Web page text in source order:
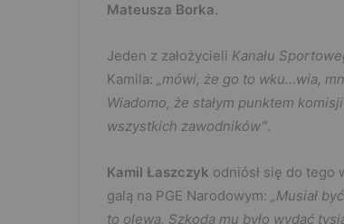
Mateusza Borka.
Jeden z założycieli Kanału
Kamila: „mówi, że go to wku…wia,
Wiadomo, że stałym punktem
wszystkich zawodników”.
Kamil Łaszczyk odniósł się do tego
galą na PGE Narodowym: „Musiał
to olewa. Szkoda mu było wydać